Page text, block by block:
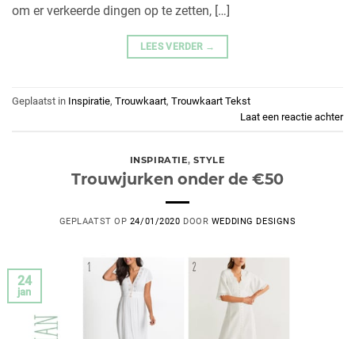
om er verkeerde dingen op te zetten, […]
LEES VERDER →
Geplaatst in Inspiratie, Trouwkaart, Trouwkaart Tekst
Laat een reactie achter
INSPIRATIE,STYLE
Trouwjurken onder de €50
GEPLAATST OP 24/01/2020 DOOR WEDDING DESIGNS
24
jan